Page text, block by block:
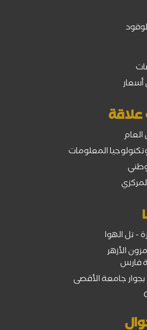
المعلومات
- تل الهوا
الأزهر
فارس
بجوار جامعة الأقصى